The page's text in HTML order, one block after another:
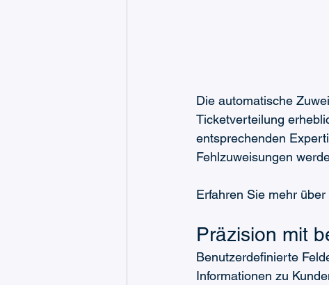
Die automatische
Ticketverteilung
entsprechenden
Fehlzuweisungen
Erfahren Sie mehr über
Präzision mit
Benutzerdefinierte
Informationen zu